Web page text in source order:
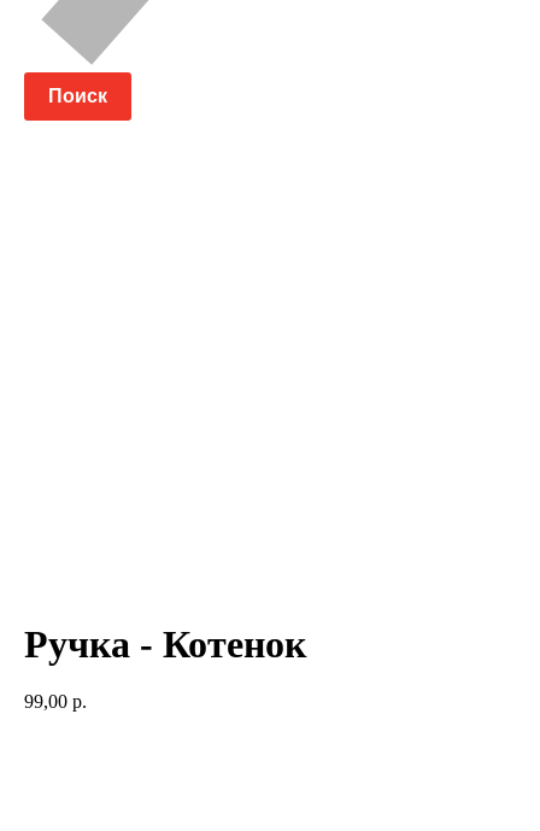
Поиск
Ручка - Котенок
99,00 р.